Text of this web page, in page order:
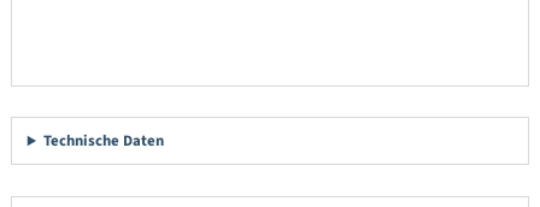
Technische Daten